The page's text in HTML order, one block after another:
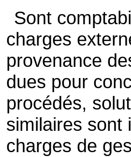
Sont
charges
provenance
dues pour
procédés,
similaires sont
charges de